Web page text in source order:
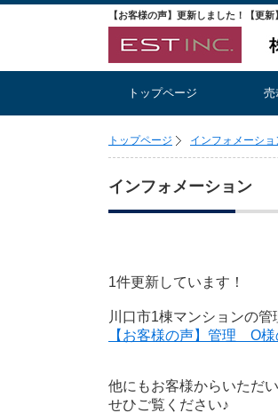
トップページ 売
トップページ インフォメーショ
インフォメーション
1件更新しています！
川口市1棟マンションの
【お客様の声】管理 O様
他にもお客様からいただ
せひご覧ください♪